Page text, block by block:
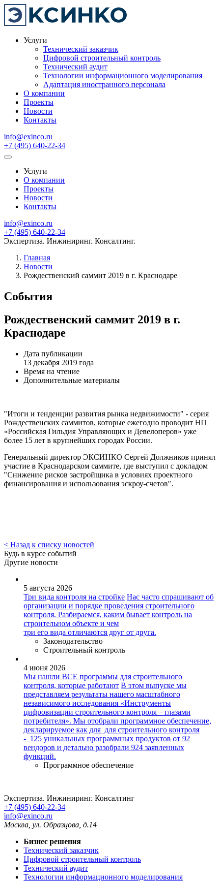
Услуги
Технический заказчик
Цифровой строительный контроль
Технический аудит
Технологии информационного моделирования
Адаптация иностранного персонала
О компании
Проекты
Новости
Контакты
info@exinco.ru
+7 (495) 640-22-34
Услуги
О компании
Проекты
Новости
Контакты
info@exinco.ru
+7 (495) 640-22-34
Экспертиза. Инжиниринг. Консалтинг.
Главная
Новости
Рождественский саммит 2019 в г. Краснодаре
События
Рождественский саммит 2019 в г.
Краснодаре
Дата публикации
13 декабря 2019 года
Время на чтение
Дополнительные материалы
"Итоги и тенденции развития рынка недвижимости" - серия
Рождественских саммитов, которые ежегодно проводит НП
«Российская Гильдия Управляющих и Девелоперов» уже
более 15 лет в крупнейших городах России.
Генеральный директор ЭКСИНКО Сергей Должников принял
участие в Краснодарском саммите, где выступил с докладом
"Снижение рисков застройщика в условиях проектного
финансирования и использования эскроу-счетов".
< Назад к списку новостей
Будь в курсе событий
Другие новости
5 августа 2026
Три вида контроля на стройке Нас часто спрашивают об
организации и порядке проведения строительного
контроля. Разбираемся, каким бывает контроль на
строительном объекте и чем
три его вида отличаются друг от друга.
Законодательство
Строительный контроль
4 июня 2026
Мы нашли ВСЕ программы для строительного
контроля, которые работают В этом выпуске мы
представляем результаты нашего масштабного
независимого исследования «Инструменты
цифровизации строительного контроля – глазами
потребителя». Мы отобрали программное обеспечение,
декларируемое как для для строительного контроля
- 125 уникальных программных продуктов от 92
вендоров и детально разобрали 924 заявленных
функций.
Программное обеспечение
Экспертиза. Инжиниринг. Консалтинг
+7 (495) 640-22-34
info@exinco.ru
Москва ул. Образцова, д.14
Бизнес решения
Технический заказчик
Цифровой строительный контроль
Технический аудит
Технологии информационного моделирования